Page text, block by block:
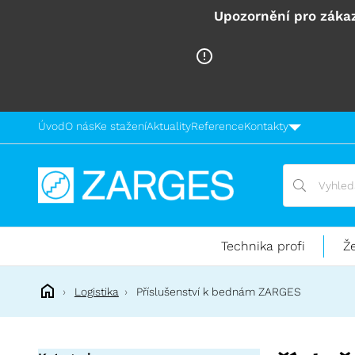
Upozornění pro
ÚvodO násKe staženíAktualityReferenceKontakty
Technika
práci
výškách
Vyhledávání
Vyhledávání
Technika profi
Logistika Příslušenství k bednám ZARGES